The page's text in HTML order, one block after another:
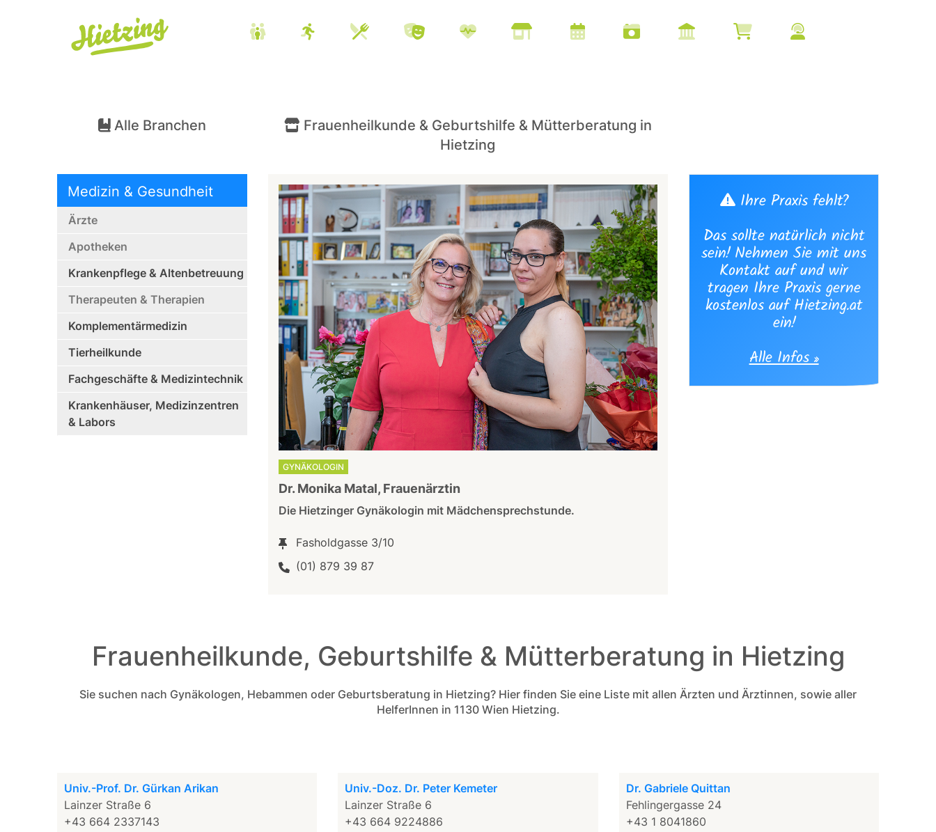
Alle Branchen
Frauenheilkunde & Geburtshilfe & Mütterberatung in
Hietzing
Medizin & Gesundheit
Ärzte
Apotheken
Krankenpflege & Altenbetreuung
Therapeuten & Therapien
Komplementärmedizin
Tierheilkunde
Fachgeschäfte & Medizintechnik
Krankenhäuser, Medizinzentren
& Labors
GYNÄKOLOGIN
Dr. Monika Matal, Frauenärztin
Die Hietzinger Gynäkologin mit Mädchensprechstunde.
Fasholdgasse 3/10
(01) 879 39 87
Ihre Praxis fehlt?
Das sollte natürlich nicht
sein! Nehmen Sie mit uns
Kontakt auf und wir
tragen Ihre Praxis gerne
kostenlos auf Hietzing.at
ein!
Alle Infos »
Frauenheilkunde, Geburtshilfe & Mütterberatung in Hietzing
Sie suchen nach Gynäkologen, Hebammen oder Geburtsberatung in Hietzing? Hier finden Sie eine Liste mit allen Ärzten und Ärztinnen, sowie aller
HelferInnen in 1130 Wien Hietzing.
Univ.-Prof. Dr. Gürkan Arikan
Lainzer Straße 6
+43 664 2337143
Univ.-Doz. Dr. Peter Kemeter
Lainzer Straße 6
+43 664 9224886
Dr. Gabriele Quittan
Fehlingergasse 24
+43 1 8041860